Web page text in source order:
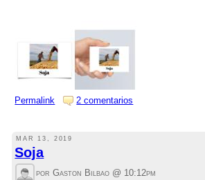
Permalink 2 comentarios
MAR 13, 2019
Soja
por Gaston Bilbao @ 10:12pm